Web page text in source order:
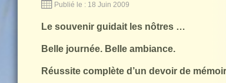
Publié le : 18 Juin 2009
Le souvenir guidait les nôtres …
Belle journée. Belle ambiance.
Réussite complète d’un devoir de